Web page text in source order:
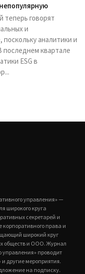
теперь говорят
и
аналитики и
последнем квартале
ESG в
управления» —
широкого круга
секретарей и
корпоративного права и
широкий круг
обществ и ООО. Журнал
управления» проводит
другие мероприятия.
на подписку.